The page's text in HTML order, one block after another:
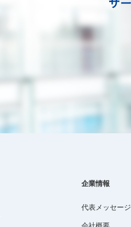
企業情報
代表メッセージ